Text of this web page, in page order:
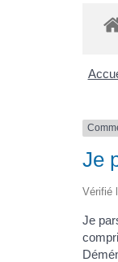
Je
Vérifié
Je